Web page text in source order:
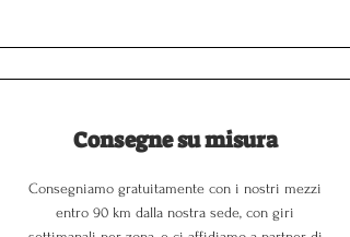
Consegne su misura
Consegniamo gratuitamente con i nostri mezzi
entro 90 km dalla nostra sede, con giri